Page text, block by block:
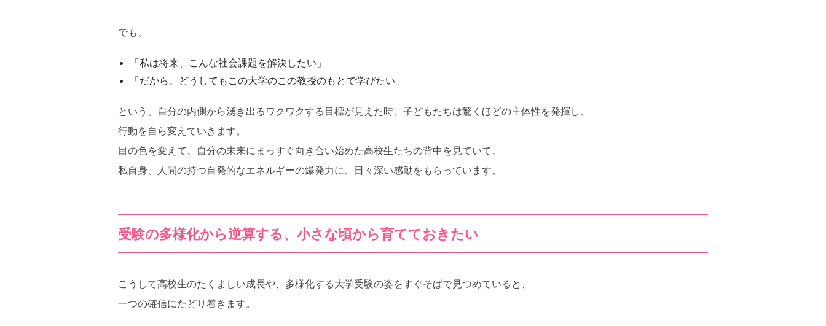
でも、
「私は将来、こんな社会課題を解決したい」
「だから、どうしてもこの大学のこの教授のもとで学びたい」
という、自分の内側から湧き出るワクワクする目標が見えた時、子どもたちは驚くほどの主体性を発揮し、
行動を自ら変えていきます。
目の色を変えて、自分の未来にまっすぐ向き合い始めた高校生たちの背中を見ていて、
私自身、人間の持つ自発的なエネルギーの爆発力に、日々深い感動をもらっています。
受験の多様化から逆算する、小さな頃から育てておきたい
こうして高校生のたくましい成長や、多様化する大学受験の姿をすぐそばで見つめていると、
一つの確信にたどり着きます。